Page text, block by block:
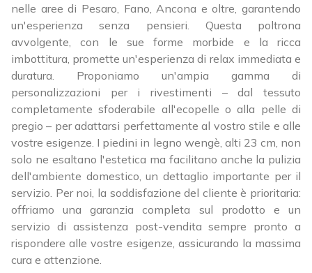
nelle aree di Pesaro, Fano, Ancona e oltre, garantendo
un'esperienza senza pensieri. Questa poltrona
avvolgente, con le sue forme morbide e la ricca
imbottitura, promette un'esperienza di relax immediata e
duratura. Proponiamo un'ampia gamma di
personalizzazioni per i rivestimenti – dal tessuto
completamente sfoderabile all'ecopelle o alla pelle di
pregio – per adattarsi perfettamente al vostro stile e alle
vostre esigenze. I piedini in legno wengè, alti 23 cm, non
solo ne esaltano l'estetica ma facilitano anche la pulizia
dell'ambiente domestico, un dettaglio importante per il
servizio. Per noi, la soddisfazione del cliente è prioritaria:
offriamo una garanzia completa sul prodotto e un
servizio di assistenza post-vendita sempre pronto a
rispondere alle vostre esigenze, assicurando la massima
cura e attenzione.